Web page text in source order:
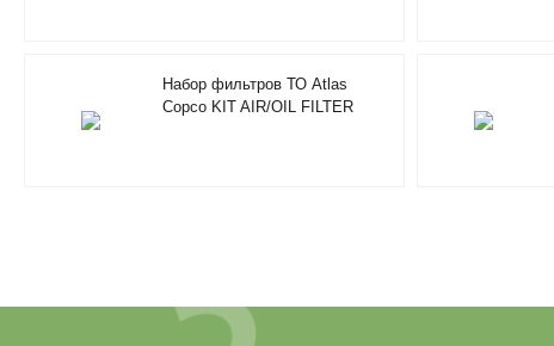
Набор фильтров ТО Atlas
Copco KIT AIR/OIL FILTER